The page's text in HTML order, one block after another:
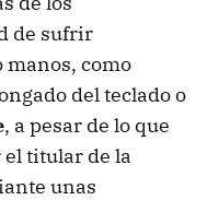
de sufrir
manos, como
del teclado o
, a pesar de lo que
titular de la
unas